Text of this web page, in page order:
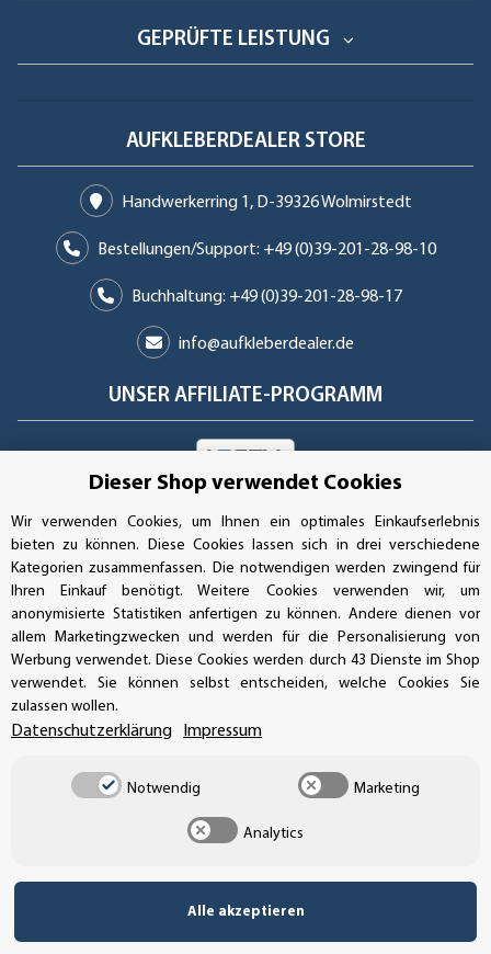
GEPRÜFTE LEISTUNG
AUFKLEBERDEALER STORE
Handwerkerring 1, D-39326 Wolmirstedt
Bestellungen/Support: +49 (0)39-201-28-98-10
Buchhaltung: +49 (0)39-201-28-98-17
info@aufkleberdealer.de
UNSER AFFILIATE-PROGRAMM
UNSERE ZAHLUNGSARTEN*
SSL-Verschlüsselung
UNSER VERSANDDIENSTLEISTER
Dieser Shop verwendet Cookies
Wir verwenden Cookies, um Ihnen ein optimales Einkaufserlebnis
bieten zu können. Diese Cookies lassen sich in drei verschiedene
Kategorien zusammenfassen. Die notwendigen werden zwingend für
Ihren Einkauf benötigt. Weitere Cookies verwenden wir, um
anonymisierte Statistiken anfertigen zu können. Andere dienen vor
allem Marketingzwecken und werden für die Personalisierung von
Werbung verwendet. Diese Cookies werden durch 43 Dienste im Shop
verwendet. Sie können selbst entscheiden, welche Cookies Sie
zulassen wollen.
Datenschutzerklärung Impressum
Notwendig Marketing
Analytics
Alle akzeptieren